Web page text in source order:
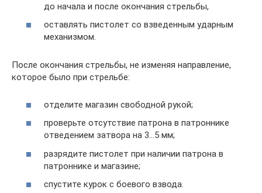
до начала и после окончания стрельбы,
оставлять пистолет со взведенным ударным
механизмом.
После окончания стрельбы, не изменяя направление,
которое было при стрельбе:
отделите магазин свободной рукой;
проверьте отсутствие патрона в патроннике
отведением затвора на 3…5 мм;
разрядите пистолет при наличии патрона в
патроннике и магазине;
спустите курок с боевого взвода.